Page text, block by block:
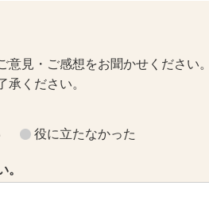
意見・ご感想をお聞かせください
ください。
役に立たなかった
。